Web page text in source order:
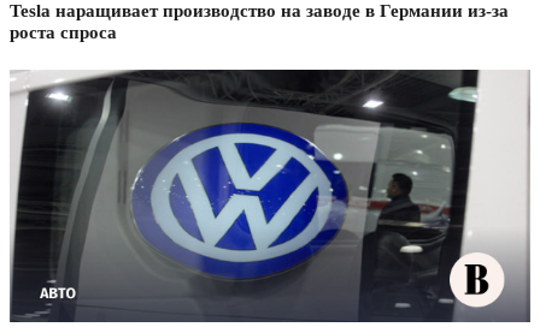
Tesla наращивает производство на заводе в Германии из-за
роста спроса